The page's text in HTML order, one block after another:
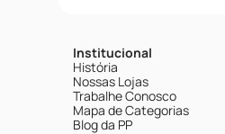
Institucional
História
Nossas Lojas
Trabalhe Conosco
Mapa de Categorias
Blog da PP